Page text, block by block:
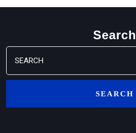
Search
Search
for: